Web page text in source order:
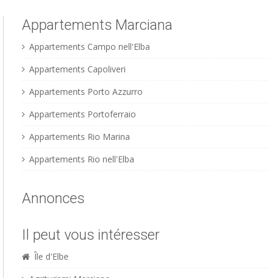
Appartements Marciana
Appartements Campo nell'Elba
Appartements Capoliveri
Appartements Porto Azzurro
Appartements Portoferraio
Appartements Rio Marina
Appartements Rio nell'Elba
Annonces
Il peut vous intéresser
Île d'Elbe